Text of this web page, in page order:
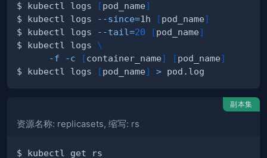
$ kubectl logs [pod_name]
$ kubectl logs
--since=1h [pod_name]
$ kubectl logs
--tail=20 [pod_name]
$ kubectl logs \
-f
-c [container_name] [pod_name]
$ kubectl logs
[pod_name] >
副本集
资源名称: replicasets, 缩写: rs